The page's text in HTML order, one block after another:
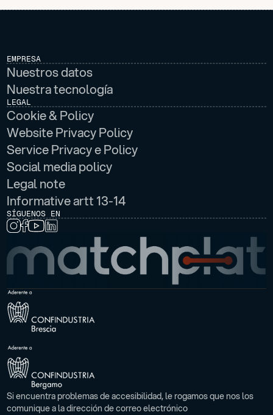
EMPRESA
Nuestros datos
Nuestra tecnología
LEGAL
Cookie & Policy
Website Privacy Policy
Service Privacy e Policy
Social media policy
Legal note
Informative artt 13-14
SÍGUENOS EN
Si encuentra problemas de accesibilidad, le rogamos que nos los
comunique a la dirección de correo electrónico